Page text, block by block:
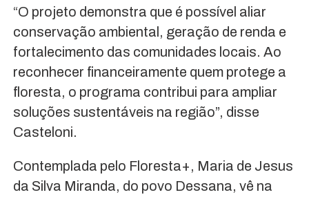
“O projeto demonstra que é possível aliar
conservação ambiental, geração de renda e
fortalecimento das comunidades locais. Ao
reconhecer financeiramente quem protege a
floresta, o programa contribui para ampliar
soluções sustentáveis na região”, disse
Casteloni.
Contemplada pelo Floresta+, Maria de Jesus
da Silva Miranda, do povo Dessana, vê na